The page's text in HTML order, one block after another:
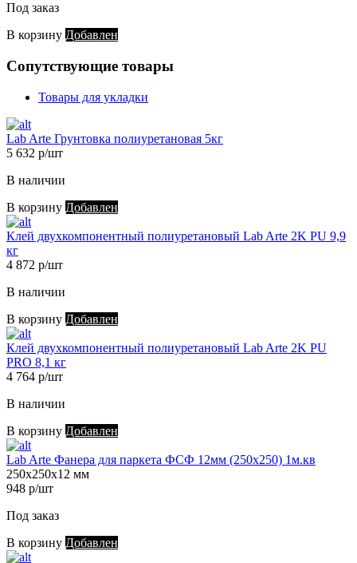
Под заказ
В корзину Добавлен
Сопутствующие товары
Товары для укладки
Lab Arte Грунтовка полиуретановая 5кг
5 632 р/шт
В наличии
В корзину Добавлен
Клей двухкомпонентный полиуретановый Lab Arte 2K PU 9,9
кг
4 872 р/шт
В наличии
В корзину Добавлен
Клей двухкомпонентный полиуретановый Lab Arte 2K PU
PRO 8,1 кг
4 764 р/шт
В наличии
В корзину Добавлен
Lab Arte Фанера для паркета ФСФ 12мм (250х250) 1м.кв
250х250х12 мм
948 р/шт
Под заказ
В корзину Добавлен